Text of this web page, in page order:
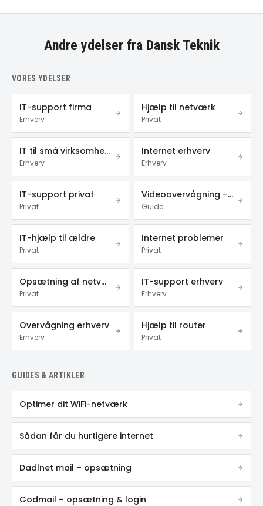
Andre ydelser fra Dansk Teknik
VORES YDELSER
IT-support firma
Erhverv
Hjælp til netværk
Privat
IT til små virksomheder
Erhverv
Internet erhverv
Erhverv
IT-support privat
Privat
Videoovervågning – privat & erhverv
Guide
IT-hjælp til ældre
Privat
Internet problemer
Privat
Opsætning af netværk
Privat
IT-support erhverv
Erhverv
Overvågning erhverv
Erhverv
Hjælp til router
Privat
GUIDES & ARTIKLER
Optimer dit WiFi-netværk
Sådan får du hurtigere internet
Dadlnet mail – opsætning
Godmail – opsætning & login